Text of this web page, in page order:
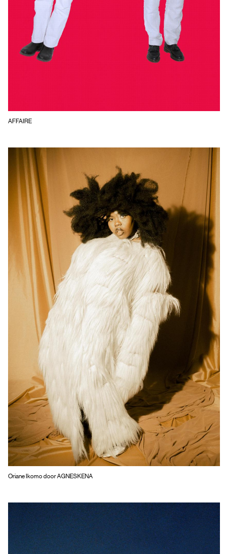
AFFAIRE
Oriane Ikomo door AGNESKENA